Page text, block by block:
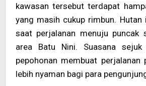
kawasan tersebut terdapat
yang masih cukup rimbun.
saat perjalanan menuju puncak
area Batu Nini. Suasana sejuk
pepohonan membuat perjalanan
lebih nyaman bagi para